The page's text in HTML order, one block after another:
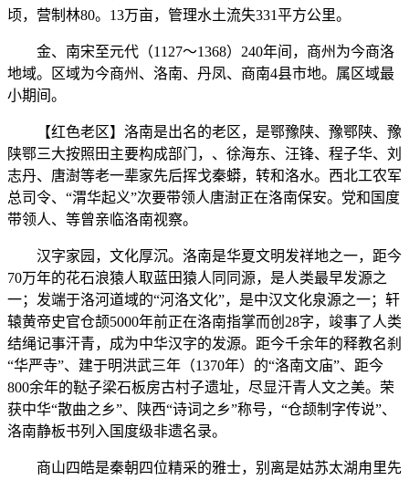
顷，营制林80。13万亩，管理水土流失331平方公里。
金、南宋至元代（1127～1368）240年间，商州为今商洛
地域。区域为今商州、洛南、丹凤、商南4县市地。属区域最
小期间。
【红色老区】洛南是出名的老区，是鄂豫陕、豫鄂陕、豫
陕鄂三大按照田主要构成部门，、徐海东、汪锋、程子华、刘
志丹、唐澍等老一辈家先后挥戈秦蟒，转和洛水。西北工农军
总司令、“渭华起义”次要带领人唐澍正在洛南保安。党和国度
带领人、等曾亲临洛南视察。
汉字家园，文化厚沉。洛南是华夏文明发祥地之一，距今
70万年的花石浪猿人取蓝田猿人同同源，是人类最早发源之
一；发端于洛河道域的“河洛文化”，是中汉文化泉源之一；轩
辕黄帝史官仓颉5000年前正在洛南指掌而创28字，竣事了人类
结绳记事汗青，成为中华汉字的发源。距今千余年的释教名刹
“华严寺”、建于明洪武三年（1370年）的“洛南文庙”、距今
800余年的鞑子梁石板房古村子遗址，尽显汗青人文之美。荣
获中华“散曲之乡”、陕西“诗词之乡”称号，“仓颉制字传说”、
洛南静板书列入国度级非遗名录。
商山四皓是秦朝四位精采的雅士，别离是姑苏太湖甪里先